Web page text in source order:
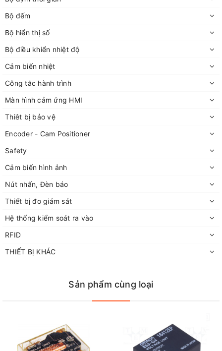
Bộ đếm
Bộ hiển thị số
Bộ điều khiển nhiệt độ
Cảm biến nhiệt
Công tắc hành trình
Màn hình cảm ứng HMI
Thiêt bị bảo vệ
Encoder - Cam Positioner
Safety
Cảm biến hình ảnh
Nút nhấn, Đèn báo
Thiết bị đo giám sát
Hệ thống kiểm soát ra vào
RFID
THIẾT BỊ KHÁC
Sản phẩm cùng loại